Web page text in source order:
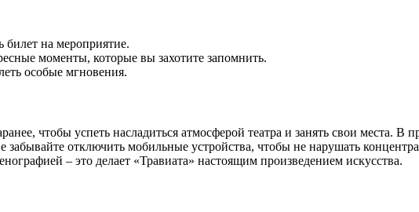
билет на мероприятие.
моменты, которые вы захотите запомнить.
особые мгновения.
чтобы успеть насладиться атмосферой театра и занять свои места.
отключить мобильные устройства, чтобы не нарушать
– это делает «Травиата» настоящим произведением искусства.